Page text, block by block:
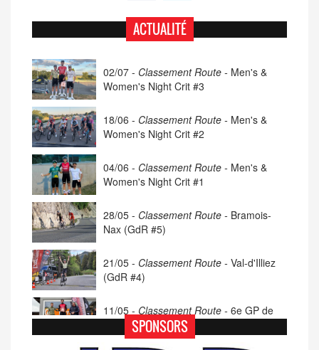
ACTUALITÉ
02/07 - Classement Route - Men's &
Women's Night Crit #3
18/06 - Classement Route - Men's &
Women's Night Crit #2
04/06 - Classement Route - Men's &
Women's Night Crit #1
28/05 - Classement Route - Bramois-
Nax (GdR #5)
21/05 - Classement Route - Val-d'Illiez
(GdR #4)
11/05 - Classement Route - 6e GP de
Porsel (TdC #4)
SPONSORS